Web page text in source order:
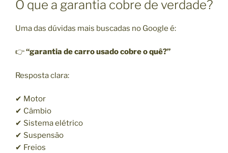
O que a garantia cobre de verdade?
Uma das dúvidas mais buscadas no Google é:
👉“garantia de carro usado cobre o quê?”
Resposta clara:
✔ Motor
✔ Câmbio
✔ Sistema elétrico
✔ Suspensão
✔ Freios